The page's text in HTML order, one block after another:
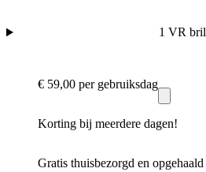
1 VR bril
€ 59,00 per gebruiksdag
Korting bij meerdere dagen!
Gratis thuisbezorgd en opgehaald